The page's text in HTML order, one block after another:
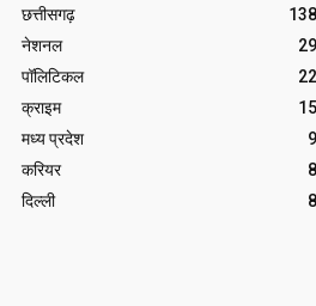
छत्तीसगढ़
नेशनल
पॉलिटिकल
क्राइम
मध्य प्रदेश
करियर
दिल्ली